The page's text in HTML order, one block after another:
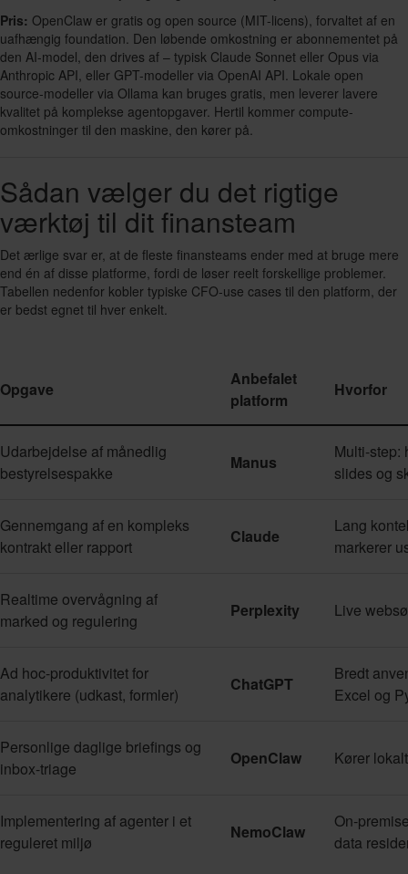
Pris: OpenClaw er gratis og open source (MIT-licens), forvaltet af en
uafhængig foundation. Den løbende omkostning er abonnementet på
den AI-model, den drives af – typisk Claude Sonnet eller Opus via
Anthropic API, eller GPT-modeller via OpenAI API. Lokale open
source-modeller via Ollama kan bruges gratis, men leverer lavere
kvalitet på komplekse agentopgaver. Hertil kommer compute-
omkostninger til den maskine, den kører på.
Sådan vælger du det rigtige
værktøj til dit finansteam
Det ærlige svar er, at de fleste finansteams ender med at bruge mere
end én af disse platforme, fordi de løser reelt forskellige problemer.
Tabellen nedenfor kobler typiske CFO-use cases til den platform, der
er bedst egnet til hver enkelt.
Opgave
Anbefalet
platform
Hvorfor
Udarbejdelse af månedlig
bestyrelsespakke
Manus
Multi-step:
slides og
Gennemgang af en kompleks
kontrakt eller rapport
Claude
Lang
markerer
Realtime overvågning af
marked og regulering
Perplexity Live
Ad hoc-produktivitet for
analytikere (udkast, formler)
ChatGPT
Bredt
Excel og
Personlige daglige briefings og
inbox-triage
OpenClaw Kører
Implementering af agenter i et
reguleret miljø
NemoClaw
On-
data